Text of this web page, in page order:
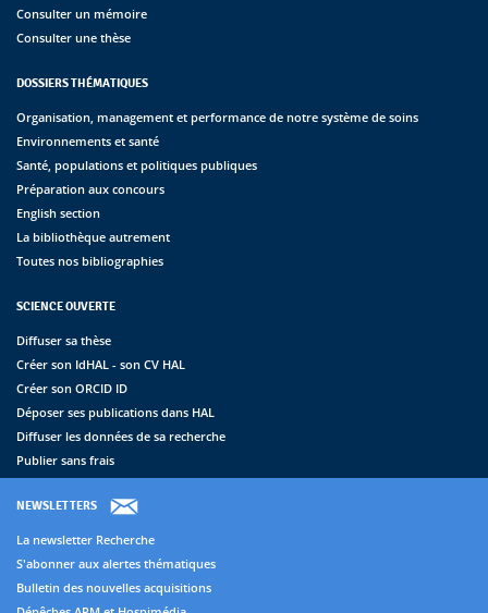
Consulter un mémoire
Consulter une thèse
DOSSIERS THÉMATIQUES
Organisation, management et performance de notre système de soins
Environnements et santé
Santé, populations et politiques publiques
Préparation aux concours
English section
La bibliothèque autrement
Toutes nos bibliographies
SCIENCE OUVERTE
Diffuser sa thèse
Créer son IdHAL - son CV HAL
Créer son ORCID ID
Déposer ses publications dans HAL
Diffuser les données de sa recherche
Publier sans frais
NEWSLETTERS
La newsletter Recherche
S'abonner aux alertes thématiques
Bulletin des nouvelles acquisitions